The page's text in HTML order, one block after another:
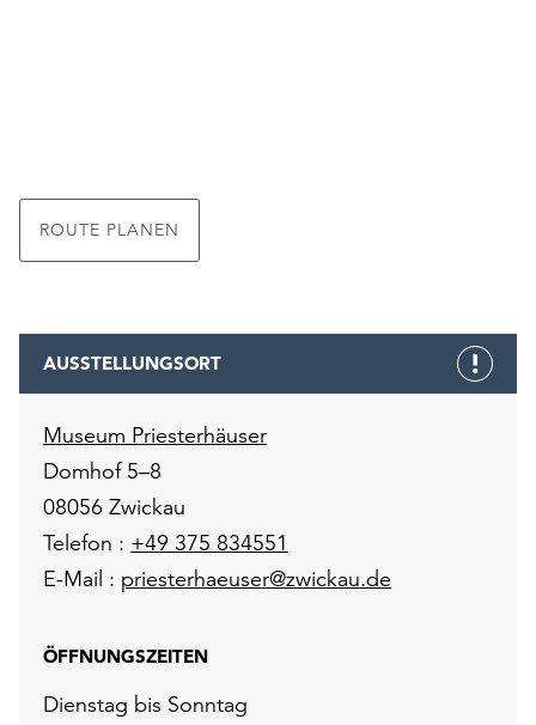
ROUTE PLANEN
AUSSTELLUNGSORT
Museum Priesterhäuser
Domhof 5–8
08056 Zwickau
Telefon : +49 375 834551
E-Mail : priesterhaeuser@zwickau.de
ÖFFNUNGSZEITEN
Dienstag bis Sonntag